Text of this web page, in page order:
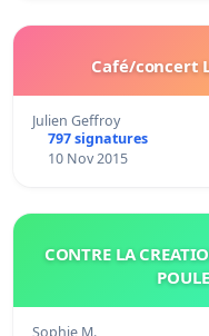
Café/concert
Julien Geffroy
797 signatures
10 Nov 2015
CONTRE LA
Sophie M.